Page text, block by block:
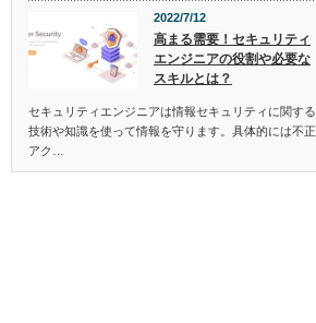
2022/7/12
高まる需要！セキュリティ
エンジニアの役割や必要な
スキルとは？
セキュリティエンジニアは情報セキュリティに関する
技術や知識を使って情報を守ります。具体的には不正
アク…